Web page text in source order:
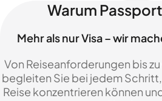
Warum
Mehr als nur Visa – wir
Von Reiseanforderungen bis
begleiten Sie bei jedem
Reise konzentrieren können